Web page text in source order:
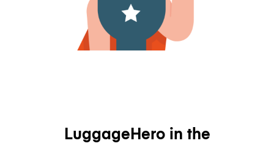
LuggageHero in the